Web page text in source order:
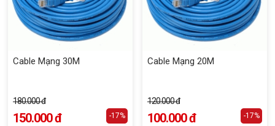
Cable Mạng 30M
180.000 đ
150.000 đ -17%
Cable Mạng 20M
120.000 đ
100.000 đ -17%